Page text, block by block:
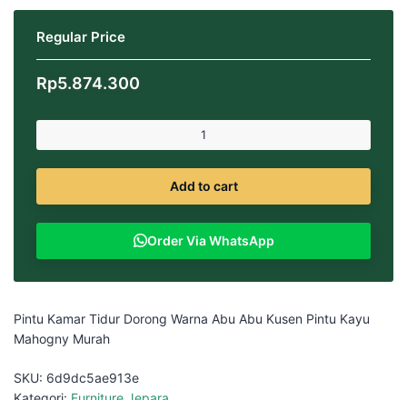
Regular Price
Rp5.874.300
Add to cart
Order Via WhatsApp
Pintu Kamar Tidur Dorong Warna Abu Abu Kusen Pintu Kayu
Mahogny Murah
SKU: 6d9dc5ae913e